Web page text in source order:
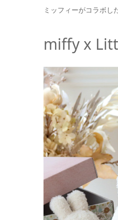
ミッフィーがコラボし
miffy x